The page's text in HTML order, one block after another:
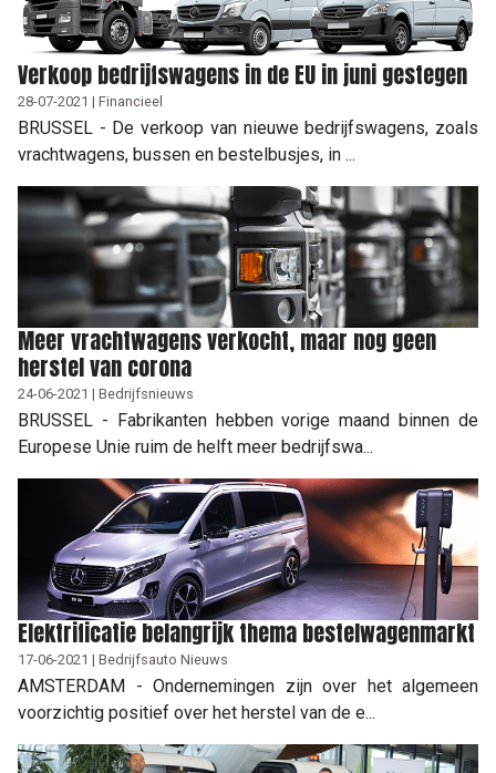
Verkoop bedrijfswagens in de EU in juni gestegen
28-07-2021 | Financieel
BRUSSEL - De verkoop van nieuwe bedrijfswagens, zoals
vrachtwagens, bussen en bestelbusjes, in ...
Meer vrachtwagens verkocht, maar nog geen
herstel van corona
24-06-2021 | Bedrijfsnieuws
BRUSSEL - Fabrikanten hebben vorige maand binnen de
Europese Unie ruim de helft meer bedrijfswa...
Elektrificatie belangrijk thema bestelwagenmarkt
17-06-2021 | Bedrijfsauto Nieuws
AMSTERDAM - Ondernemingen zijn over het algemeen
voorzichtig positief over het herstel van de e...